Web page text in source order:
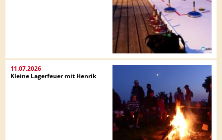
11.07.2026
Kleine Lagerfeuer mit Henrik